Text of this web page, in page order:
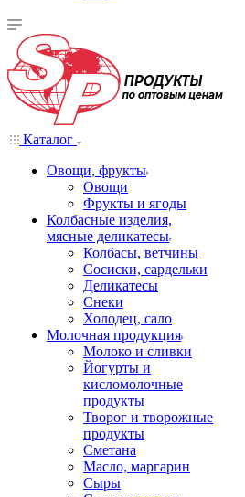
Каталог
Овощи, фрукты
Овощи
Фрукты и ягоды
Колбасные изделия,
мясные деликатесы
Колбасы, ветчины
Сосиски, сардельки
Деликатесы
Снеки
Холодец, сало
Молочная продукция
Молоко и сливки
Йогурты и
кисломолочные
продукты
Творог и творожные
продукты
Сметана
Масло, маргарин
Сыры